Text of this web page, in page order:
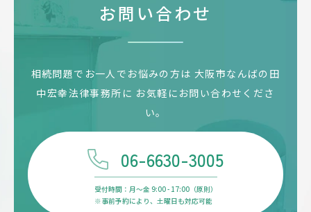
お問い合わせ
相続問題でお一人でお悩みの方は 大阪市なんばの田
中宏幸法律事務所に お気軽にお問い合わせくださ
い。
06-6630-3005
受付時間：月〜金 9:00 - 17:00（原則）
※事前予約により、土曜日も対応可能